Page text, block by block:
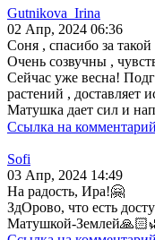
Gutnikova_Irina
02 Апр, 2024 06:36
Соня , спасибо за
Очень созвучны ,
Сейчас уже весна!
растений , доставляет
Матушка дает сил и
Ссылка на комментарий
Sofi
03 Апр, 2024 14:49
На радость, Ира!🤗
ЗдОрово, что есть
Матушкой-